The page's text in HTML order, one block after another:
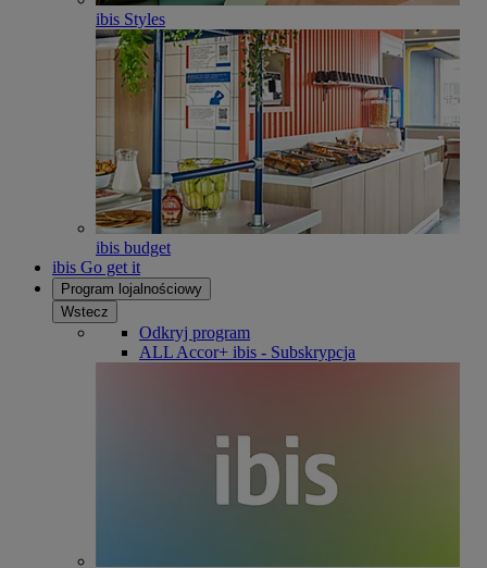
ibis Styles
ibis budget
ibis Go get it
Program lojalnościowy
Wstecz
Odkryj program
ALL Accor+ ibis - Subskrypcja